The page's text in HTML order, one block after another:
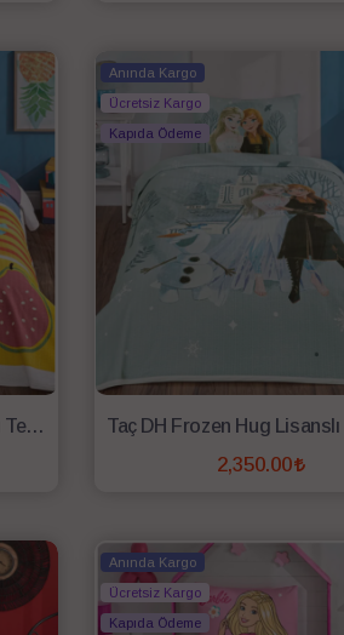
Taç DH Lilo&Stitch Fruit Lisanslı Tek Kişilik Pike Takımı
Anında Kargo
Ücretsiz Kargo
Kapıda Ödeme
2,350.00
Anında Kargo
Ücretsiz Kargo
Kapıda Ödeme